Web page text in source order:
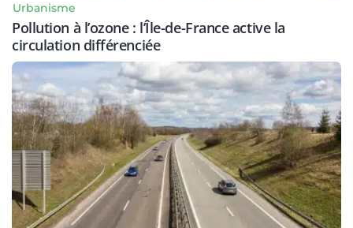
Urbanisme
Pollution à l’ozone : l’Île-de-France active la
circulation différenciée